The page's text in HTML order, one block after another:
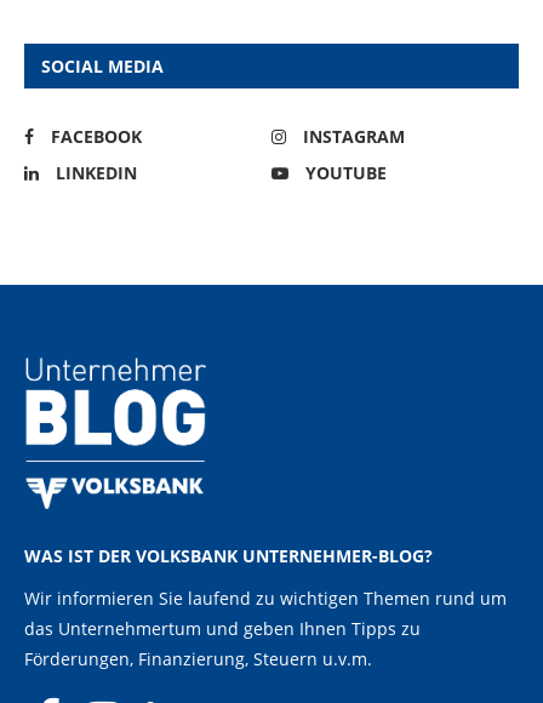
SOCIAL MEDIA
FACEBOOK
INSTAGRAM
LINKEDIN
YOUTUBE
WAS IST DER VOLKSBANK UNTERNEHMER-BLOG?
Wir informieren Sie laufend zu wichtigen Themen rund um
das Unternehmertum und geben Ihnen Tipps zu
Förderungen, Finanzierung, Steuern u.v.m.